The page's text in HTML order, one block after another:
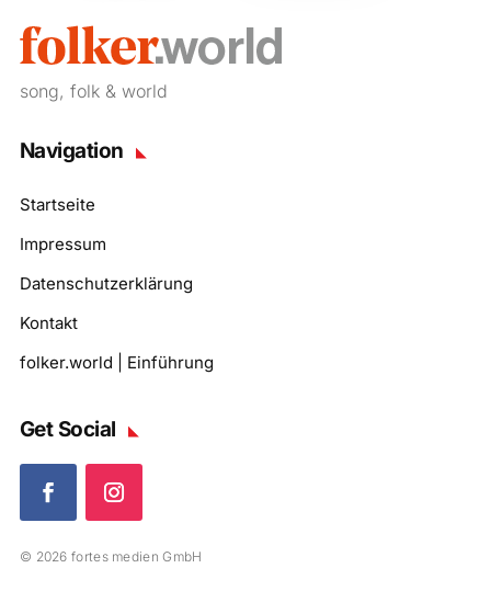
song, folk & world
Navigation
Startseite
Impressum
Datenschutzerklärung
Kontakt
folker.world | Einführung
Get Social
© 2026 fortes medien GmbH